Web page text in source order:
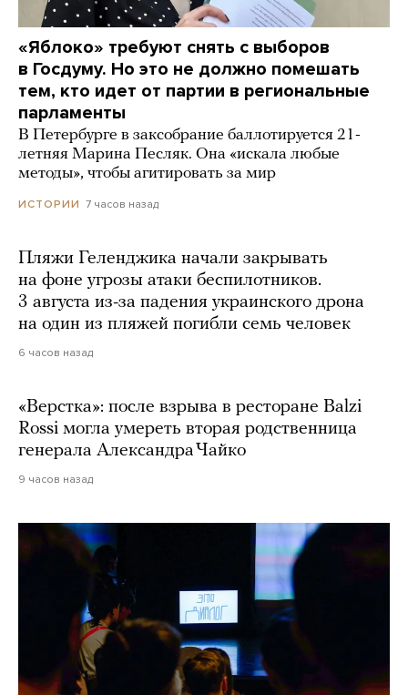
«Яблоко» требуют снять с выборов
в Госдуму. Но это не должно помешать
тем, кто идет от партии в региональные
парламенты
В Петербурге в заксобрание баллотируется 21-
летняя Марина Песляк. Она «искала любые
методы», чтобы агитировать за мир
ИСТОРИИ 7 часов назад
Пляжи Геленджика начали закрывать
на фоне угрозы атаки беспилотников.
3 августа из-за падения украинского дрона
на один из пляжей погибли семь человек
6 часов назад
«Верстка»: после взрыва в ресторане Balzi
Rossi могла умереть вторая родственница
генерала Александра Чайко
9 часов назад